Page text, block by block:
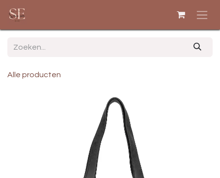
Alle producten